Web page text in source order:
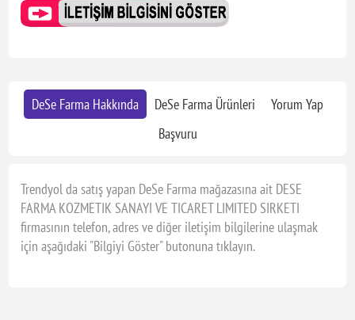
DeSe Farma Hakkında DeSe Farma Ürünleri
Yorum Yap
Başvuru
Trendyol da satış yapan DeSe Farma mağazasına ait DESE
FARMA KOZMETIK SANAYI VE TICARET LIMITED SIRKETI
firmasının telefon, adres ve diğer iletişim bilgilerine ulaşmak
için aşağıdaki "Bilgiyi Göster" butonuna tıklayın.